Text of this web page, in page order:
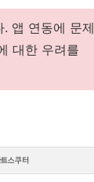
앱 연동에 문제
대한 우려를
스쿠터